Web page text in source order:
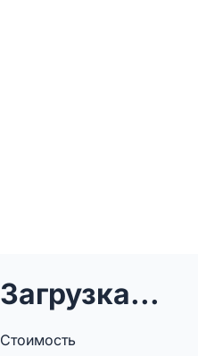
Загрузка...
Стоимость